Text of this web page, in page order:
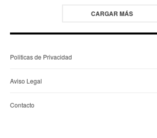
CARGAR MÁS
Politicas de Privacidad
Aviso Legal
Contacto